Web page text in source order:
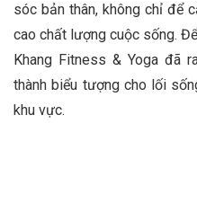
sóc bản thân, không chỉ để
cao chất lượng cuộc sống.
Khang Fitness & Yoga đã
thành biểu tượng cho lối
khu vực.